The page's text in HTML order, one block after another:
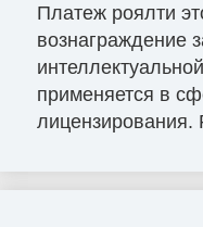
Платеж роялти
вознаграждение
применяется в
лицензирования.